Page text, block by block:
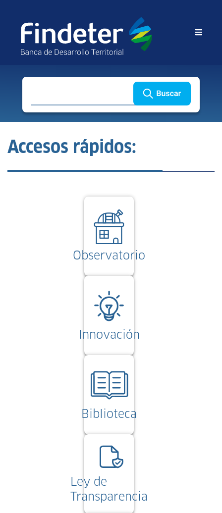
Accesos rápidos:
Observatorio
Innovación
Biblioteca
Ley de
Transparencia